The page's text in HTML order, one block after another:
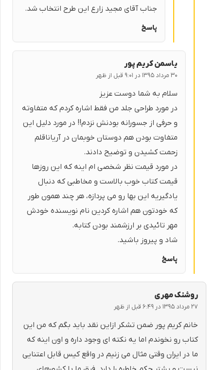
جناب آقای مجید زارع این طرح انتخاب شد.
پاسخ
یاسمن کریم پور
۳۰ مرداد ۱۳۹۵ در ۹:۰۱ قبل از ظهر
سلام به شما دوست عزیز
در مورد طراحی جلد من فقط اشاره کردم که متفاوته
و حرفی از جسورانه بودنش نزدم!! در مورد دلیل این
متفاوت بودن هم دوستان خوبمان در آریاناقلم
زحمت کشیدن و توضیح دادند.
در مورد قیمت نظر شخصی ام اینه که این روزها
قیمت کتاب خوب بالاست و مخاطبی که دنبال
یادگیریه این بها رو می پردازه، هر چند همون طور
که خودتون هم اشاره کردین نام نویسنده خودش
مهر تائیدی بر ارزشمند بودن کتابه.
شاد و پیروز باشید.
پاسخ
روشنک مهری
۲۷ مرداد ۱۳۹۵ در ۶:۴۹ قبل از ظهر
خانم کریم پور ضمن تشکر ازاین نقد باید بگم که من این
کتاب رو نخوندم اما یه نکته ای وجود داره و اون اینه که
ما در ایران وقتی مثال می زنیم در واقع کیس قابل اعتنایی